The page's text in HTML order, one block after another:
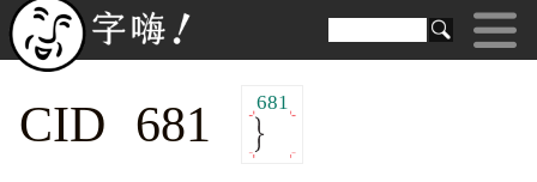
CID 681 681